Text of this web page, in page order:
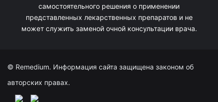
самостоятельного решения о применении
представленных лекарственных препаратов и не
может служить заменой очной консультации врача.
© Remedium. Информация сайта защищена законом об
авторских правах.